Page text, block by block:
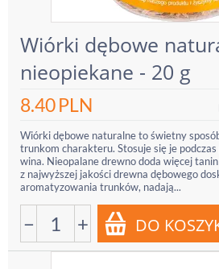
Wiórki dębowe
nieopiekane - 20 g
8.40PLN
Wiórki dębowe naturalne to świetny
trunkom charakteru. Stosuje się je
wina. Nieopalane drewno doda więcej
z najwyższej jakości drewna dębowego
aromatyzowania trunków, nadają...
− +